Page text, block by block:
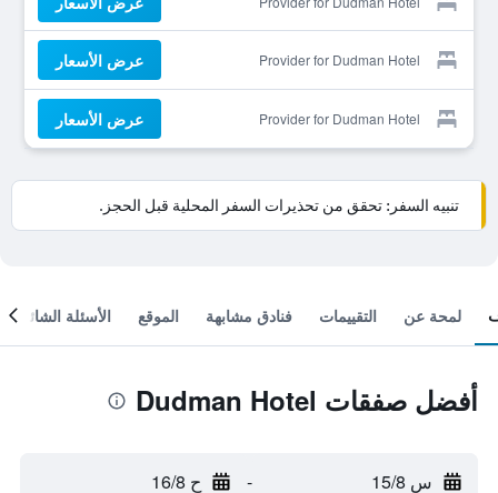
Provider for Dudman Hotel عرض الأسعار
Provider for Dudman Hotel عرض الأسعار
تنبيه السفر: تحقق من تحذيرات السفر المحلية قبل الحجز.
لمحة عن التقييمات فنادق مشابهة الموقع الأسئلة الشائعة
أفضل صفقات Dudman Hotel
س 15/8 - ح 16/8